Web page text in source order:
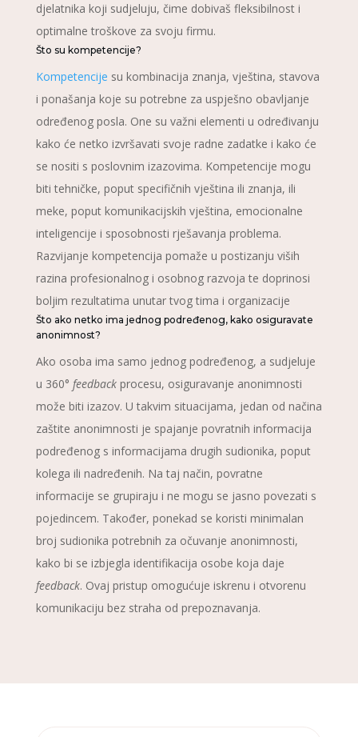
djelatnika koji sudjeluju, čime dobivaš fleksibilnost i
optimalne troškove za svoju firmu.
Što su kompetencije?
Kompetencije su kombinacija znanja, vještina, stavova
i ponašanja koje su potrebne za uspješno obavljanje
određenog posla. One su važni elementi u određivanju
kako će netko izvršavati svoje radne zadatke i kako će
se nositi s poslovnim izazovima. Kompetencije mogu
biti tehničke, poput specifičnih vještina ili znanja, ili
meke, poput komunikacijskih vještina, emocionalne
inteligencije i sposobnosti rješavanja problema.
Razvijanje kompetencija pomaže u postizanju viših
razina profesionalnog i osobnog razvoja te doprinosi
boljim rezultatima unutar tvog tima i organizacije
Što ako netko ima jednog podređenog, kako osiguravate
anonimnost?
Ako osoba ima samo jednog podređenog, a sudjeluje
u 360° feedbackprocesu, osiguravanje anonimnosti
može biti izazov. U takvim situacijama, jedan od načina
zaštite anonimnosti je spajanje povratnih informacija
podređenog s informacijama drugih sudionika, poput
kolega ili nadređenih. Na taj način, povratne
informacije se grupiraju i ne mogu se jasno povezati s
pojedincem. Također, ponekad se koristi minimalan
broj sudionika potrebnih za očuvanje anonimnosti,
kako bi se izbjegla identifikacija osobe koja daje
feedback. Ovaj pristup omogućuje iskrenu i otvorenu
komunikaciju bez straha od prepoznavanja.